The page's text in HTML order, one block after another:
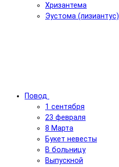
Хризантема
Эустома (лизиантус)
Повод
1 сентября
23 февраля
8 Марта
Букет невесты
В больницу
Выпускной